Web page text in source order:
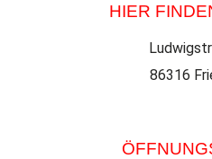
HIER
86316